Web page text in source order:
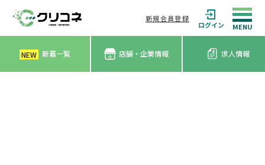
新規会員登録
ログイン
NEW 新着一覧 店舗・企業情報 求人情報